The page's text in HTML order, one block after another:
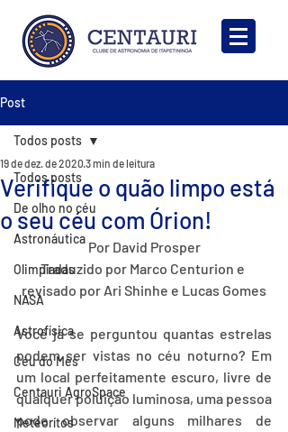
Post
Todos posts
De olho no céu
Astronáutica
Olimpíadas
NASA
Astrofísica
Céu do Mês
Centauri AgroSpace
Meteorítos
Todos posts
Verifique o quão limpo está
o seu céu com Órion!
19 de dez. de 2020 3 min de leitura
Por David Prosper
Traduzido por Marco Centurion e
revisado por Ari Shinhe e Lucas Gomes
Você já se perguntou quantas estrelas
podem ser vistas no céu noturno? Em
um local perfeitamente escuro, livre de
qualquer poluição luminosa, uma pessoa
pode observar alguns milhares de